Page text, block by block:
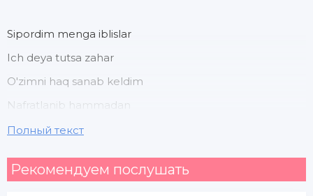
Sipordim menga iblislar
Ich deya tutsa zahar
O'zimni haq sanab keldim
Nafratlanib hammadan
Qo'ymoqda mast qilib
Полный текст
Рекомендуем послушать